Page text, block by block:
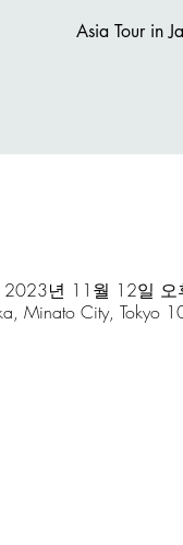
Asia Tour in
년 11월 12일
Minato City, Tokyo